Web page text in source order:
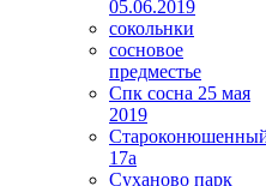
05.06.2019
сокольнки
сосновое
предместье
Спк сосна 25 мая
2019
17а
Суханово парк